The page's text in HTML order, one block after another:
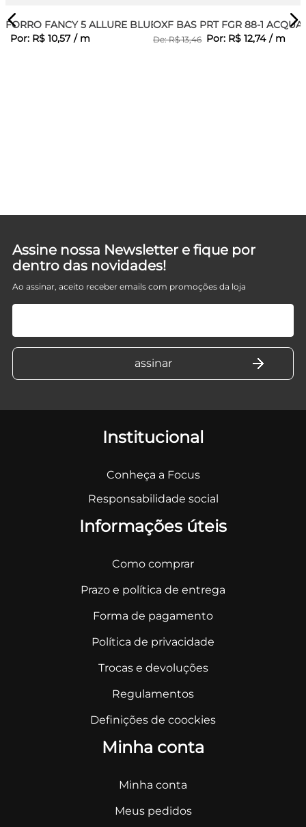
FORRO FANCY 5 ALLURE BLUE
Por: R$ 10,57 / m
OXF BAS PRT FGR 88-1 ACQUA
De:R$ 13,46 Por: R$ 12,74 / m
Assine nossa Newsletter e fique por
dentro das novidades!
Ao assinar, aceito receber emails com promoções da loja
Institucional
Conheça a Focus
Responsabilidade social
Informações úteis
Como comprar
Prazo e política de entrega
Forma de pagamento
Política de privacidade
Trocas e devoluções
Regulamentos
Definições de coockies
Minha conta
Minha conta
Meus pedidos